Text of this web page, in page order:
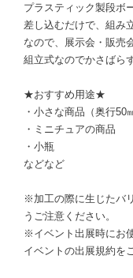
プラスティック製段ボ
差し込むだけで、組み
なので、展示会・販売
組立式なのでかさばら
★おすすめ用途★
・小さな商品（奥行50
・ミニチュアの商品
・小瓶
などなど
※加工の際に生じたバ
うご注意ください。
※イベント出展時にお
イベントの出展規約を